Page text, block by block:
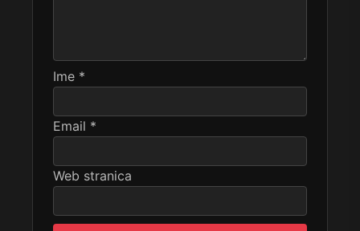
Ime *
Email *
Web stranica